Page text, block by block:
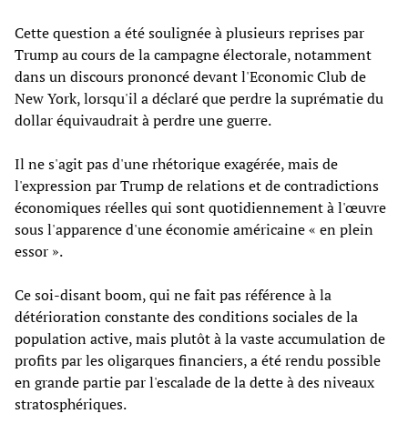
Cette question a été soulignée à plusieurs reprises par
Trump au cours de la campagne électorale, notamment
dans un discours prononcé devant l'Economic Club de
New York, lorsqu'il a déclaré que perdre la suprématie du
dollar équivaudrait à perdre une guerre.
Il ne s'agit pas d'une rhétorique exagérée, mais de
l'expression par Trump de relations et de contradictions
économiques réelles qui sont quotidiennement à l'œuvre
sous l'apparence d'une économie américaine « en plein
essor ».
Ce soi-disant boom, qui ne fait pas référence à la
détérioration constante des conditions sociales de la
population active, mais plutôt à la vaste accumulation de
profits par les oligarques financiers, a été rendu possible
en grande partie par l'escalade de la dette à des niveaux
stratosphériques.